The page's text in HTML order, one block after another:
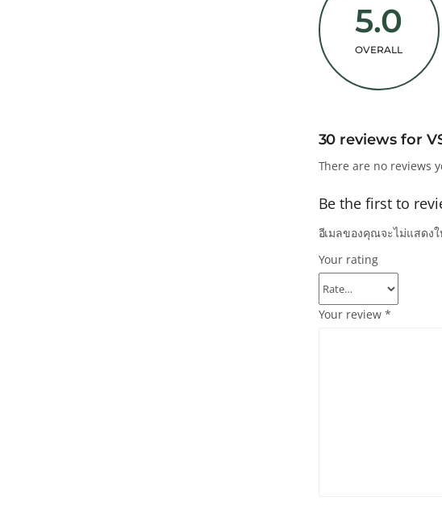
5.0
OVERALL
30 reviews for
There are no reviews
Be the first to
อีเมลของคุณจะไม่แสดง
Your rating
Your review *